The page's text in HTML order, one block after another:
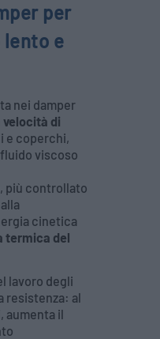
per
lento e
nei damper
di
e coperchi,
viscoso
più controllato
cinetica
termica del
lavoro degli
resistenza: al
aumenta il